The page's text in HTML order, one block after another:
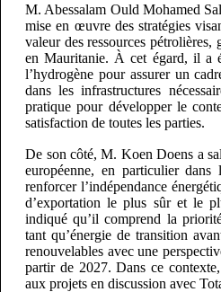
M. Abessalam Ould Mohamed
mise en œuvre des stratégies
valeur des ressources pétrolières,
en Mauritanie. À cet égard, il a
l’hydrogène pour assurer un
dans les infrastructures
pratique pour développer le
satisfaction de toutes les parties.
De son côté, M. Koen Doens a
européenne, en particulier
renforcer l’indépendance
d’exportation le plus sûr et le
indiqué qu’il comprend la
tant qu’énergie de transition
renouvelables avec une
partir de 2027. Dans ce
aux projets en discussion avec